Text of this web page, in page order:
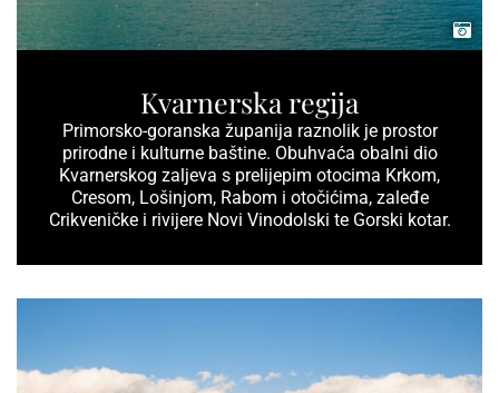
Primorsko-goranska županija raznolik je prostor
prirodne i kulturne baštine. Obuhvaća obalni dio
Kvarnerskog zaljeva s prelijepim otocima Krkom,
Cresom, Lošinjom, Rabom i otočićima, zaleđe
Crikveničke i rivijere Novi Vinodolski te Gorski kotar.
Kvarnerska regija